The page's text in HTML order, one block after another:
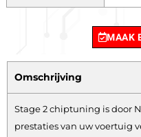
MAAK
Omschrijving
Stage 2 chiptuning is door
prestaties van uw voertuig